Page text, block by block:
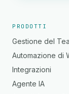
PRODOTTI
Gestione del
Automazione di
Integrazioni
Agente IA